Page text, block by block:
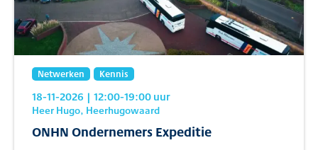
Netwerken Kennis
18-11-2026 | 12:00-19:00uur
Heer Hugo, Heerhugowaard
ONHN Ondernemers Expeditie